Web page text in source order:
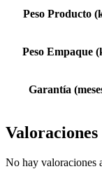
Peso Producto
Peso Empaque
Garantía
Valoraciones
No hay valoraciones